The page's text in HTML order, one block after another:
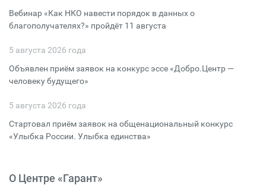
Вебинар «Как НКО навести порядок в данных о
благополучателях?» пройдёт 11 августа
5 августа 2026 года
Объявлен приём заявок на конкурс эссе «Добро.Центр —
человеку будущего»
5 августа 2026 года
Стартовал приём заявок на общенациональный конкурс
«Улыбка России. Улыбка единства»
О Центре «Гарант»